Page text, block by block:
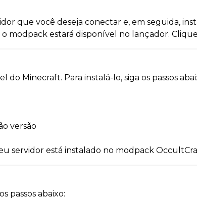
que você deseja conectar e, em seguida,
modpack estará disponível no lançador.
Minecraft. Para instalá-lo, siga os passos
versão
servidor está instalado no modpack
passos abaixo: